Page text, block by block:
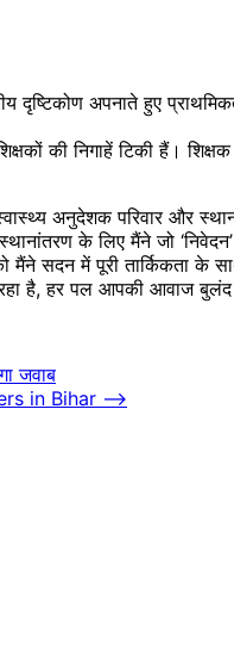
अपनाते हुए
की निगाहें टिकी हैं।
अनुदेशक परिवार और
के लिए मैंने जो
मैंने सदन में पूरी तार्किकता
है, हर पल आपकी आवाज बुलंद
जवाब
in Bihar ⟶